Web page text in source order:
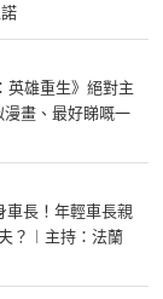
英雄重生》絕對主
畫、最好睇嘅一
車長！年輕車長親
？︱主持：法蘭